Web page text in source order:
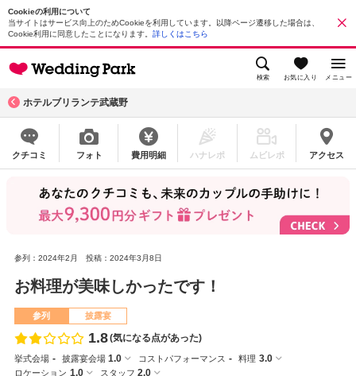
Cookieの利用について
当サイトはサービス向上のためCookieを利用しています。以降ページ遷移した場合は、
Cookie利用に同意したことになります。 詳しくはこちら
検索 お気に入り メニュー
ホテルブリランテ武蔵野
クチコミ フォト 費用明細 ハナレポ ムビレポ アクセス
参列：2024年2月 投稿：2024年3月8日
お料理が美味しかったです！
参列 披露宴
1.8(気になる点があった)
挙式会場 - 披露宴会場 1.0 コストパフォーマンス - 料理 3.0
ロケーション 1.0 スタッフ 2.0